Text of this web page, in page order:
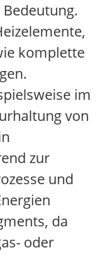
komplette
im
von
zur
und
da
oder